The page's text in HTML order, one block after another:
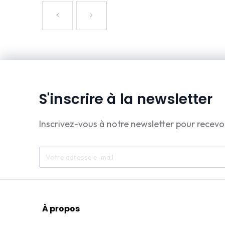
S'inscrire à la newsletter
Inscrivez-vous à notre newsletter pour
À propos